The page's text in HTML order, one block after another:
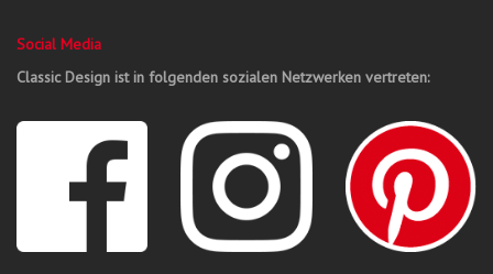
Social Media
Classic Design ist in folgenden sozialen Netzwerken vertreten: